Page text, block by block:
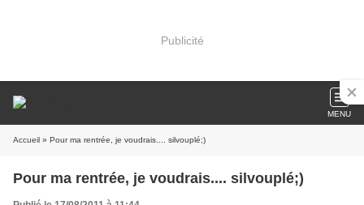
Publicité
MENU
Accueil » Pour ma rentrée, je voudrais.... silvouplé;)
Pour ma rentrée, je voudrais.... silvouplé;)